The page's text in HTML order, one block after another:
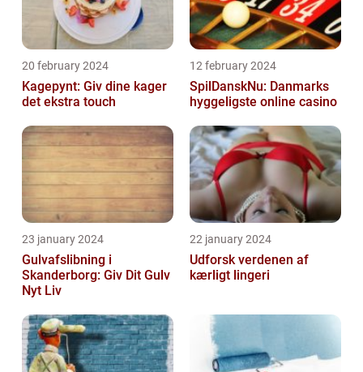
20 february 2024
Kagepynt: Giv dine kager
det ekstra touch
12 february 2024
SpilDanskNu: Danmarks
hyggeligste online casino
23 january 2024
Gulvafslibning i
Skanderborg: Giv Dit Gulv
Nyt Liv
22 january 2024
Udforsk verdenen af
kærligt lingeri